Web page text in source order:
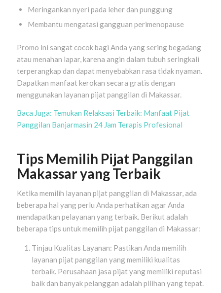
Meringankan nyeri pada leher dan punggung
Membantu mengatasi gangguan perimenopause
Promo ini sangat cocok bagi Anda yang sering begadang
atau menahan lapar, karena angin dalam tubuh seringkali
terperangkap dan dapat menyebabkan rasa tidak nyaman.
Dapatkan manfaat kerokan secara gratis dengan
menggunakan layanan pijat panggilan di Makassar.
Baca Juga: Temukan Relaksasi Terbaik: Manfaat Pijat
Panggilan Banjarmasin 24 Jam Terapis Profesional
Tips Memilih Pijat Panggilan
Makassar yang Terbaik
Ketika memilih layanan pijat panggilan di Makassar, ada
beberapa hal yang perlu Anda perhatikan agar Anda
mendapatkan pelayanan yang terbaik. Berikut adalah
beberapa tips untuk memilih pijat panggilan di Makassar:
Tinjau Kualitas Layanan: Pastikan Anda memilih
layanan pijat panggilan yang memiliki kualitas
terbaik. Perusahaan jasa pijat yang memiliki reputasi
baik dan banyak pelanggan adalah pilihan yang tepat.